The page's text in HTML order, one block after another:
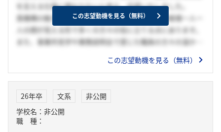
を支える仕事に携わりたいと考え、志望いたしました。
貴機構の魅力は、高い公共性を持ちながら、利用者様一人一
人の顔が見える形で多くの方々の役に立てる点にあります。
また、事業所見学や業務説明会で感じた職員の方々の温かな
れました。湯葉販売店でのアルバイトでは、お客様との対話
ミュニケーション能力を活かし、年金相談の業務でも、利用
者様の立場に立った分かりやすい対応を実践していきたいと
考えています。
この志望動機を見る（無料）
この志望動機を見る（無料）
26年卒 文系
非公開
学校名：非公開
職 種：